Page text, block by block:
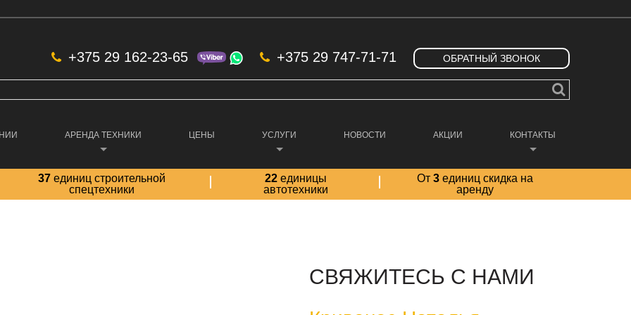
+375 29 162-23-65 +375 29 747-71-71 ОБРАТНЫЙ ЗВОНОК
АРЕНДА ТЕХНИКИ ЦЕНЫ УСЛУГИ НОВОСТИ АКЦИИ КОНТАКТЫ
37единиц строительной
спецтехники
22 единицы
автотехники
От3 единиц скидка на
аренду
СВЯЖИТЕСЬ С НАМИ